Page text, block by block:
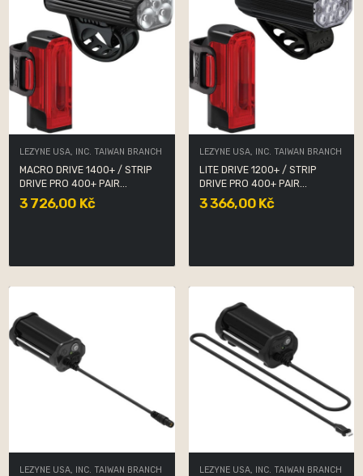
LEZYNE USA, INC. TAIWAN BRANCH
MACRO DRIVE 1400+ / STRIP
DRIVE PRO 400+ PAIR...
3 726,00 Kč
LEZYNE USA, INC. TAIWAN BRANCH
LITE DRIVE 1200+ / STRIP
DRIVE PRO 400+ PAIR...
3 366,00 Kč
LEZYNE USA, INC. TAIWAN BRANCH LEZYNE USA, INC. TAIWAN BRANCH